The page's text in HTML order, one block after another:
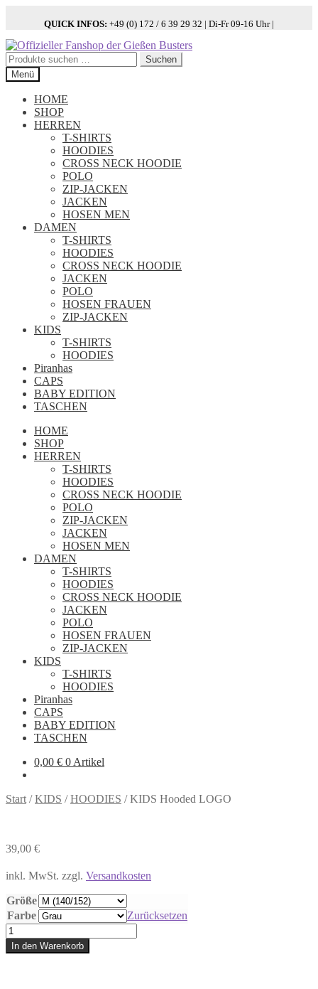
QUICK INFOS: +49 (0) 172 / 6 39 29 32 | Di-Fr 09-16 Uhr |
Zur
Navigation
springen
Zum
Inhalt
springen
Suchen
nach:
Suchen
Menü
HOME
SHOP
HERREN
T-SHIRTS
HOODIES
CROSS NECK HOODIE
POLO
ZIP-JACKEN
JACKEN
HOSEN MEN
DAMEN
T-SHIRTS
HOODIES
CROSS NECK HOODIE
JACKEN
POLO
HOSEN FRAUEN
ZIP-JACKEN
KIDS
T-SHIRTS
HOODIES
Piranhas
CAPS
BABY EDITION
TASCHEN
HOME
SHOP
HERREN
T-SHIRTS
HOODIES
CROSS NECK HOODIE
POLO
ZIP-JACKEN
JACKEN
HOSEN MEN
DAMEN
T-SHIRTS
HOODIES
CROSS NECK HOODIE
JACKEN
POLO
HOSEN FRAUEN
ZIP-JACKEN
KIDS
T-SHIRTS
HOODIES
Piranhas
CAPS
BABY EDITION
TASCHEN
0,00 € 0 Artikel
Start /KIDS /HOODIES /KIDS Hooded LOGO
39,00 €
inkl. MwSt. zzgl. Versandkosten
Größe
Farbe
Zurücksetzen
KIDS
Hooded
LOGO
In den Warenkorb